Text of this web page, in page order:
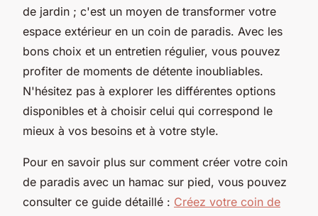
de jardin ; c'est un moyen de transformer votre
espace extérieur en un coin de paradis. Avec les
bons choix et un entretien régulier, vous pouvez
profiter de moments de détente inoubliables.
N'hésitez pas à explorer les différentes options
disponibles et à choisir celui qui correspond le
mieux à vos besoins et à votre style.
Pour en savoir plus sur comment créer votre coin
de paradis avec un hamac sur pied, vous pouvez
consulter ce guide détaillé : Créez votre coin de